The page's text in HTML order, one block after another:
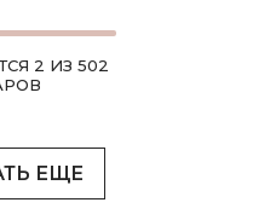
2 ИЗ 502
ЕЩЕ